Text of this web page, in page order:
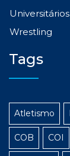
Universitários
Wrestling
Tags
Atletismo
COB COI